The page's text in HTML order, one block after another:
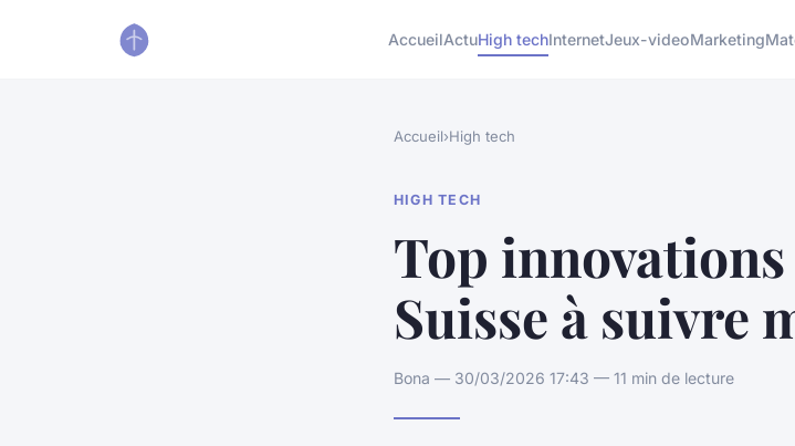
AccueilActuHigh techInternetJeux-videoMarketing
Accueil›High tech
HIGH TECH
Top
Suisse à suivre
Bona — 30/03/2026 17:43 — 11 min de lecture